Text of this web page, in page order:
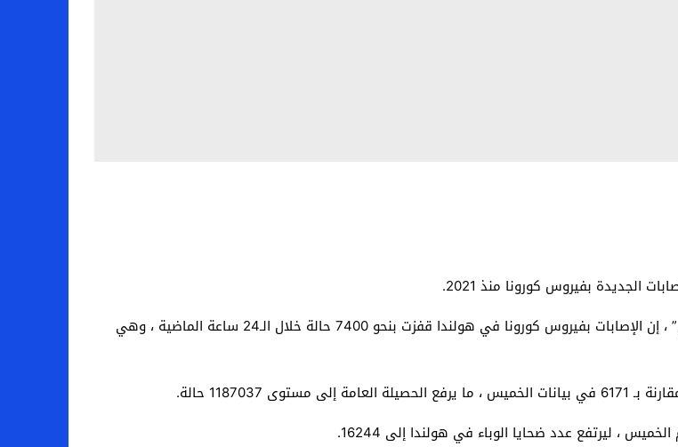
قال وزير العدل الهولندي فرد جرابرهاوس لوكالة الأنباء الوطنية “إيه إن بي” ، إن الإصابات بفيروس كورونا في هولندا قفزت بنحو 7400 حالة خلال الـ24 ساعة الماضية ، وهي